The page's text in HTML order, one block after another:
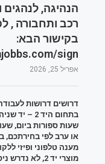
הנהיגה,
רכב ותחבורה ,
בקישור הבא:
sign/
אפריל 25, 2026
דרושים דרושות
בתחום היד
שעות ספורות ביום,
או ערב לפי בחירתכם,
מענה טלפוני ופיזי